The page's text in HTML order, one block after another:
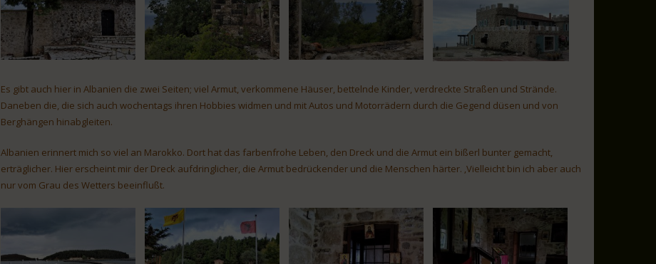
Es gibt auch hier in Albanien die zwei Seiten; viel Armut, verkommene Häuser, bettelnde Kinder, verdreckte Straßen und Strände.
Daneben die, die sich auch wochentags ihren Hobbies widmen und mit Autos und Motorrädern durch die Gegend düsen und von
Berghängen hinabgleiten.
Albanien erinnert mich so viel an Marokko. Dort hat das farbenfrohe Leben, den Dreck und die Armut ein bißerl bunter gemacht,
erträglicher. Hier erscheint mir der Dreck aufdringlicher, die Armut bedrückender und die Menschen härter. ‚Vielleicht bin ich aber auch
nur vom Grau des Wetters beeinflußt.